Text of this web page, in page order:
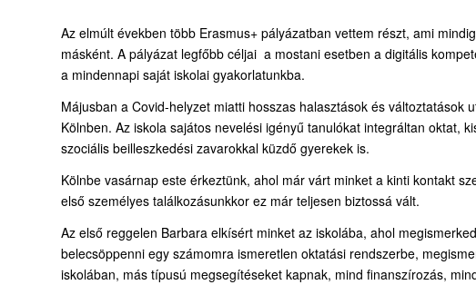
Az elmúlt években több Erasmus+ pályázatban vettem részt, ami
másként. A pályázat legfőbb céljai a mostani esetben a digitális
a mindennapi saját iskolai gyakorlatunkba.
Májusban a Covid-helyzet miatti hosszas halasztások és
Kölnben. Az iskola sajátos nevelési igényű tanulókat integráltan oktat,
szociális beilleszkedési zavarokkal küzdő gyerekek is.
Kölnbe vasárnap este érkeztünk, ahol már várt minket a kinti kontakt
első személyes találkozásunkkor ez már teljesen biztossá vált.
Az első reggelen Barbara elkísért minket az iskolába, ahol
belecsöppenni egy számomra ismeretlen oktatási rendszerbe,
iskolában, más típusú megsegítéseket kapnak, mind finanszírozás,